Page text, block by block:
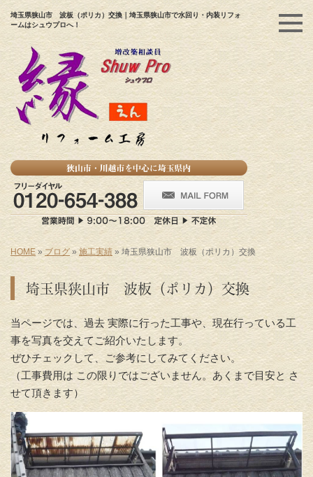
埼玉県狭山市 波板（ポリカ）交換｜埼玉県狭山市で水回り・内装リフォ
ームはシュウプロへ！
HOME »ブログ » 施工実績 » 埼玉県狭山市 波板（ポリカ）交換
埼玉県狭山市 波板（ポリカ）交換
当ページでは、過去 実際に行った工事や、現在行っている工
事を写真を交えてご紹介いたします。
ぜひチェックして、ご参考にしてみてください。
（工事費用は この限りではございません。あくまで目安と さ
せて頂きます）